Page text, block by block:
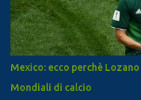
le principali destinazioni
presenze si posiziona al
italiane, risultando la città
Mezzogiorno. Subito dopo si
milioni di presenze e
particolari. Circa il 90% dei
Mexico: ecco perchè
Mondiali di calcio